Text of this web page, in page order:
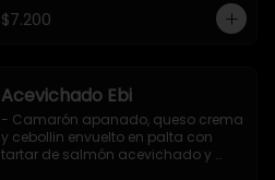
$7.200
Acevichado Ebi
- Camarón apanado, queso crema
y cebollin envuelto en palta con
tartar de salmón acevichado y